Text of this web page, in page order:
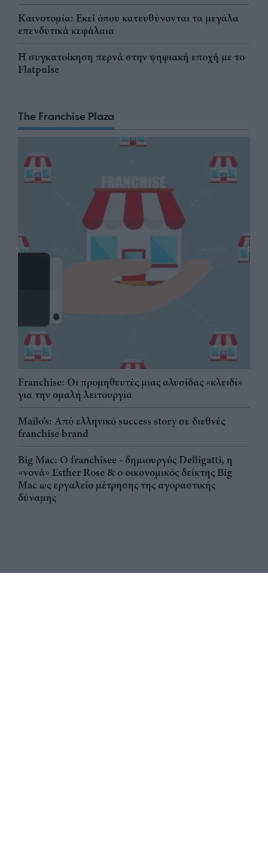
Καινοτομία: Εκεί όπου κατευθύνονται τα μεγάλα
επενδυτικά κεφάλαια
Η συγκατοίκηση περνά στην ψηφιακή εποχή με το
Flatpulse
The Franchise Plaza
Franchise: Οι προμηθευτές μιας αλυσίδας «κλειδί»
για την ομαλή λειτουργία
Mailo’s: Από ελληνικό success story σε διεθνές
franchise brand
Big Mac: Ο franchisee - δημιουργός Delligatti, η
«νονά» Esther Rose & ο οικονομικός δείκτης Big
Mac ως εργαλείο μέτρησης της αγοραστικής
δύναμης